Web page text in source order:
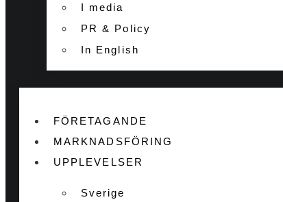
I media
PR & Policy
In English
FÖRETAGANDE
MARKNADSFÖRING
UPPLEVELSER
Sverige